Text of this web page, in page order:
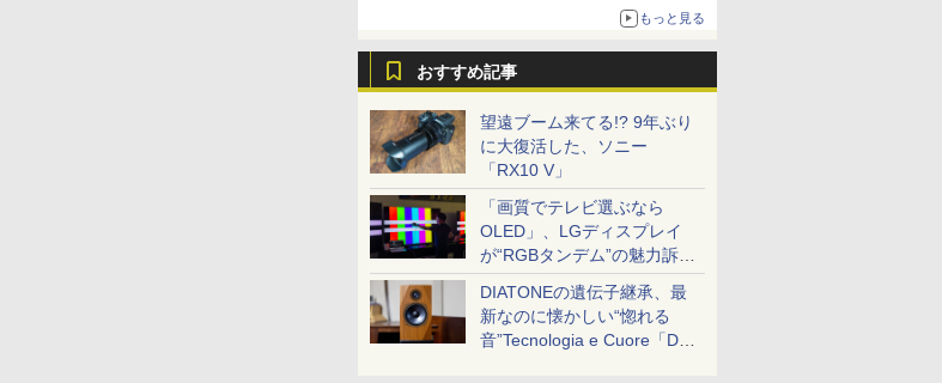
もっと見る
おすすめ記事
望遠ブーム来てる!? 9年ぶり
に大復活した、ソニー
「RX10 V」
「画質でテレビ選ぶなら
OLED」、LGディスプレイ
が“RGBタンデム”の魅力訴
求。液晶とのガチ比較も
DIATONEの遺伝子継承、最
新なのに懐かしい“惚れる
音”Tecnologia e Cuore「DS-